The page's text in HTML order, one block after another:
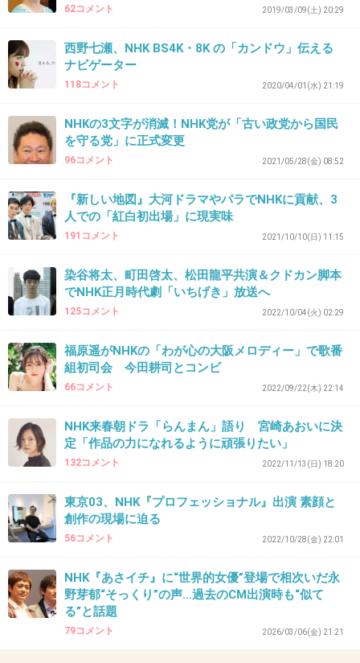
42. 匿名 2026/07/08(水) 10:22:34
大阪局と東京局のドラマ制作は仲悪いらしいね
>>1
TV見なくても払わされるのおかしい
安くして下さい!!
45. 匿名2026/07/08(水) 10:23:54
番組減らしていいから安くしてほしい
+7 -0
秋篠宮家族のニュースはマメに放送するのに天
皇陛下家族の放送が少ないのはナゼなん？
62コメント 2019/03/09(土) 20:29
西野七瀬、NHK BS4K・8K の「カンドウ」伝える
ナビゲーター
118コメント 2020/04/01(水) 21:19
NHKの3文字が消滅！NHK党が「古い政党から国民
を守る党」に正式変更
96コメント 2021/05/28(金) 08:52
『新しい地図』大河ドラマやパラでNHKに貢献、3
人での「紅白初出場」に現実味
191コメント 2021/10/10(日) 11:15
染谷将太、町田啓太、松田龍平共演＆クドカン脚本
でNHK正月時代劇「いちげき」放送へ
125コメント 2022/10/04(火) 02:29
福原遥がNHKの「わが心の大阪メロディー」で歌番
組初司会 今田耕司とコンビ
66コメント 2022/09/22(木) 22:14
NHK来春朝ドラ「らんまん」語り 宮崎あおいに決
定「作品の力になれるように頑張りたい」
132コメント 2022/11/13(日) 18:20
東京03、NHK『プロフェッショナル』出演 素顔と
創作の現場に迫る
56コメント 2022/10/28(金) 22:01
NHK『あさイチ』に“世界的女優”登場で相次いだ永
野芽郁“そっくり”の声…過去のCM出演時も“似て
る”と話題
79コメント 2026/03/06(金) 21:21